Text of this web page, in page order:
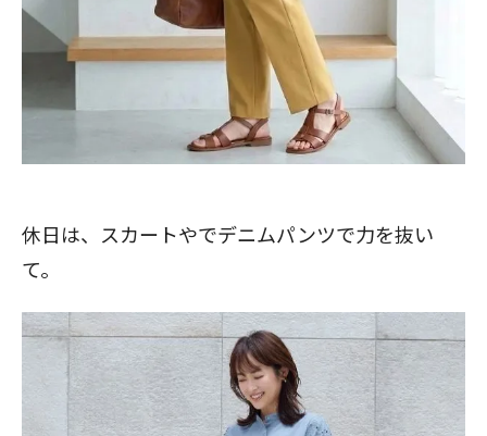
休日は、スカートやでデニムパンツで力を抜い
て。